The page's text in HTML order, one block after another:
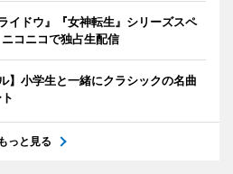
イドウ』『女神転生』シリーズスペ
コニコで独占生配信
】小学生と一緒にクラシックの名曲
もっと見る